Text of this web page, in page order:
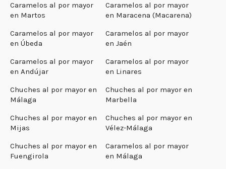
Caramelos al por mayor
en Martos
Caramelos al por mayor
en Maracena (Macarena)
Caramelos al por mayor
en Úbeda
Caramelos al por mayor
en Jaén
Caramelos al por mayor
en Andújar
Caramelos al por mayor
en Linares
Chuches al por mayor en
Málaga
Chuches al por mayor en
Marbella
Chuches al por mayor en
Mijas
Chuches al por mayor en
Vélez-Málaga
Chuches al por mayor en
Fuengirola
Caramelos al por mayor
en Málaga